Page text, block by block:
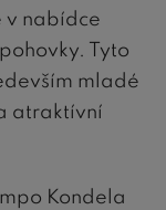
v nabídce
Tyto
mladé
atraktívní
Kondela